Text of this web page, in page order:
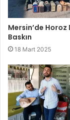
Mersin’de Horoz
Baskın
18 Mart 2025